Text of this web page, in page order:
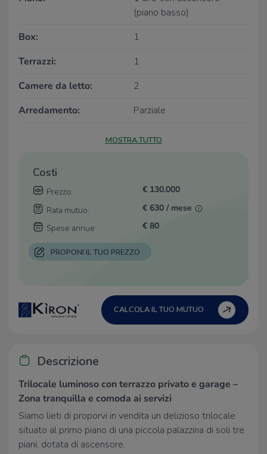
(piano basso)
Box:
1
Terrazzi:
1
Camere da letto:
2
Arredamento:
Parziale
MOSTRA TUTTO
Costi
Prezzo:
€ 130.000
Rata mutuo:
€ 630 / mese
Spese annue:
€ 80
PROPONI IL TUO PREZZO
CALCOLA IL TUO MUTUO
Descrizione
Trilocale luminoso con terrazzo privato e garage –
Zona tranquilla e comoda ai servizi
Siamo lieti di proporvi in vendita un delizioso trilocale
situato al primo piano di una piccola palazzina di soli tre
piani, dotata di ascensore.